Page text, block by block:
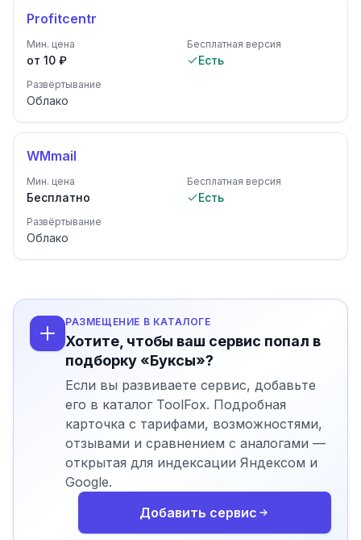
Profitcentr
Мин. цена
от 10 ₽
Бесплатная версия
Есть
Развёртывание
Облако
WMmail
Мин. цена
Бесплатно
Бесплатная версия
Есть
Развёртывание
Облако
РАЗМЕЩЕНИЕ В КАТАЛОГЕ
Хотите, чтобы ваш сервис попал в
подборку «Буксы»?
Если вы развиваете сервис, добавьте
его в каталог ToolFox. Подробная
карточка с тарифами, возможностями,
отзывами и сравнением с аналогами —
открытая для индексации Яндексом и
Google.
Добавить сервис